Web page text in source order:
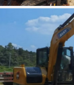
罗小明